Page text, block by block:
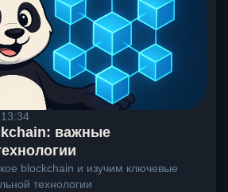
важные
blockchain и изучим ключевые
технологии